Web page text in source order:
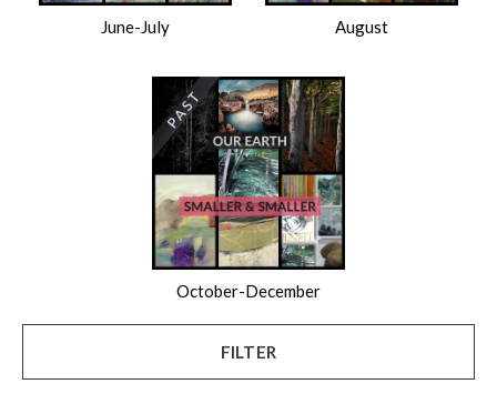
June-July August
October-December
FILTER